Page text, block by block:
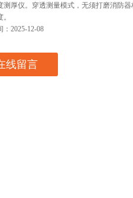
测厚仪。穿透测量模式，无须打磨消防
：2025-12-08
线留言